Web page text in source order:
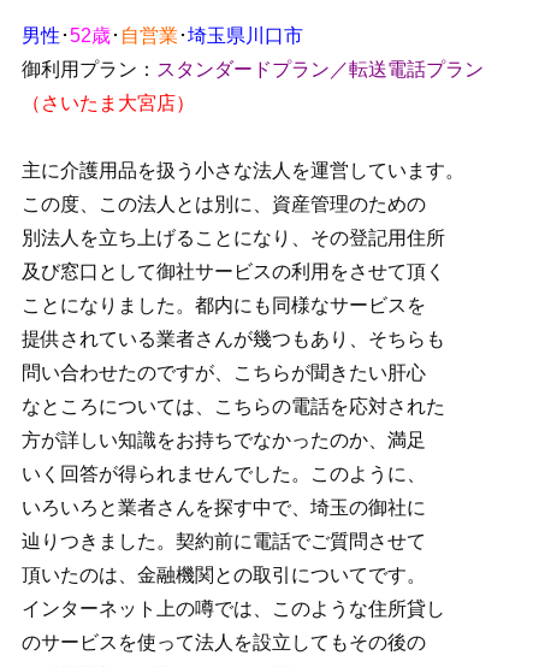
男性 ･52歳･ 自営業 ･埼玉県川口市
御利用プラン： スタンダードプラン／転送電話プラン
（さいたま大宮店）
主に介護用品を扱う小さな法人を運営しています。
この度、この法人とは別に、資産管理のための
別法人を立ち上げることになり、その登記用住所
及び窓口として御社サービスの利用をさせて頂く
ことになりました。都内にも同様なサービスを
提供されている業者さんが幾つもあり、そちらも
問い合わせたのですが、こちらが聞きたい肝心
なところについては、こちらの電話を応対された
方が詳しい知識をお持ちでなかったのか、満足
いく回答が得られませんでした。このように、
いろいろと業者さんを探す中で、埼玉の御社に
辿りつきました。契約前に電話でご質問させて
頂いたのは、金融機関との取引についてです。
インターネット上の噂では、このような住所貸し
のサービスを使って法人を設立してもその後の